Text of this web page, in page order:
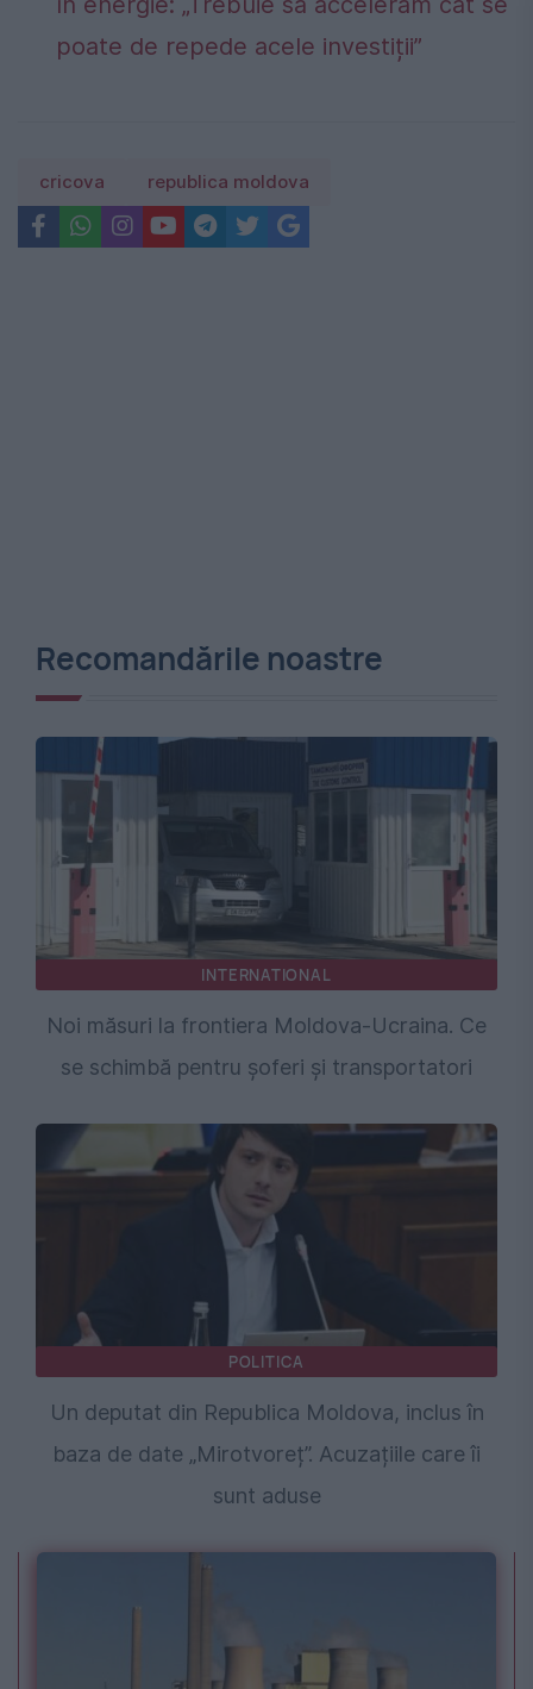
poate de repede acele investiții”
cricova republica moldova
Recomandările noastre
INTERNATIONAL
Noi măsuri la frontiera Moldova-Ucraina. Ce
se schimbă pentru șoferi și transportatori
POLITICA
Un deputat din Republica Moldova, inclus în
baza de date „Mirotvoreț”. Acuzațiile care îi
sunt aduse